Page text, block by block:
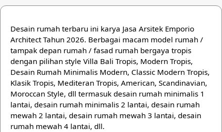
Desain rumah terbaru ini karya Jasa Arsitek Emporio
Architect Tahun 2026. Berbagai macam model rumah /
tampak depan rumah / fasad rumah bergaya tropis
dengan pilihan style Villa Bali Tropis, Modern Tropis,
Desain Rumah Minimalis Modern, Classic Modern Tropis,
Klasik Tropis, Mediteran Tropis, American, Scandinavian,
Moroccan Style, dll termasuk desain rumah minimalis 1
lantai, desain rumah minimalis 2 lantai, desain rumah
mewah 2 lantai, desain rumah mewah 3 lantai, desain
rumah mewah 4 lantai, dll.